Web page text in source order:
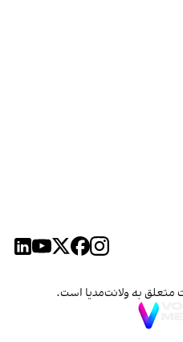
متعلق به ولانت‌مدیا است.